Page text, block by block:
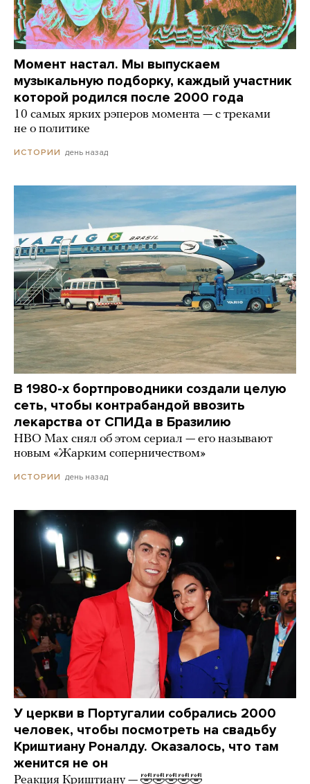
Момент настал. Мы выпускаем
музыкальную подборку, каждый участник
которой родился после 2000 года
10 самых ярких рэперов момента — с треками
не о политике
ИСТОРИИ день назад
В 1980-х бортпроводники создали целую
сеть, чтобы контрабандой ввозить
лекарства от СПИДа в Бразилию
HBO Max снял об этом сериал — его называют
новым «Жарким соперничеством»
ИСТОРИИ день назад
У церкви в Португалии собрались 2000
человек, чтобы посмотреть на свадьбу
Криштиану Роналду. Оказалось, что там
женится не он
Реакция Криштиану — 🤣🤣🤣🤣🤣